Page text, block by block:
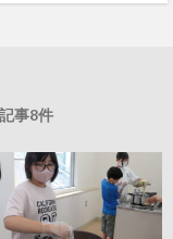
事8件